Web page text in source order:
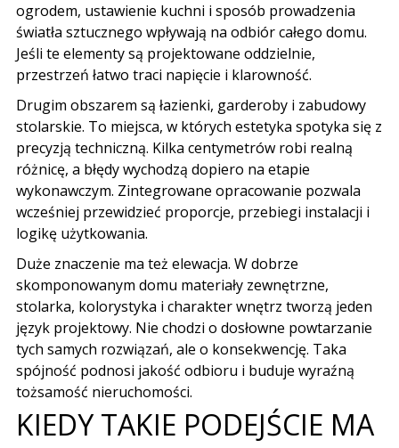
ogrodem, ustawienie kuchni i sposób prowadzenia
światła sztucznego wpływają na odbiór całego domu.
Jeśli te elementy są projektowane oddzielnie,
przestrzeń łatwo traci napięcie i klarowność.
Drugim obszarem są łazienki, garderoby i zabudowy
stolarskie. To miejsca, w których estetyka spotyka się z
precyzją techniczną. Kilka centymetrów robi realną
różnicę, a błędy wychodzą dopiero na etapie
wykonawczym. Zintegrowane opracowanie pozwala
wcześniej przewidzieć proporcje, przebiegi instalacji i
logikę użytkowania.
Duże znaczenie ma też elewacja. W dobrze
skomponowanym domu materiały zewnętrzne,
stolarka, kolorystyka i charakter wnętrz tworzą jeden
język projektowy. Nie chodzi o dosłowne powtarzanie
tych samych rozwiązań, ale o konsekwencję. Taka
spójność podnosi jakość odbioru i buduje wyraźną
tożsamość nieruchomości.
KIEDY TAKIE PODEJŚCIE MA